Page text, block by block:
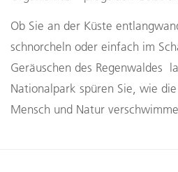
Ob Sie an der Küste
schnorcheln oder einfach im
Geräuschen des Regenwaldes
Nationalpark spüren Sie, wie
Mensch und Natur